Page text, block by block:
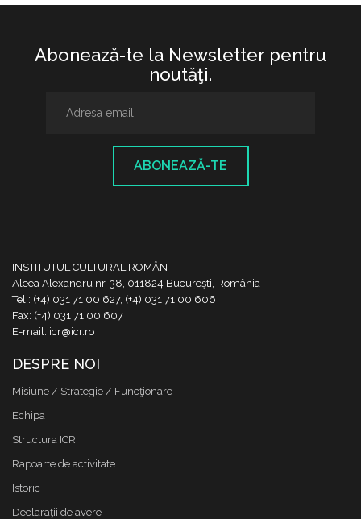
Abonează-te la Newsletter pentru
noutăţi.
ABONEAZĂ-TE
INSTITUTUL CULTURAL ROMÂN
Aleea Alexandru nr. 38, 011824 București, România
Tel.: (+4) 031 71 00 627, (+4) 031 71 00 606
Fax: (+4) 031 71 00 607
E-mail: icr@icr.ro
DESPRE NOI
Misiune / Strategie / Funcţionare
Echipa
Structura ICR
Rapoarte de activitate
Istoric
Declaraţii de avere